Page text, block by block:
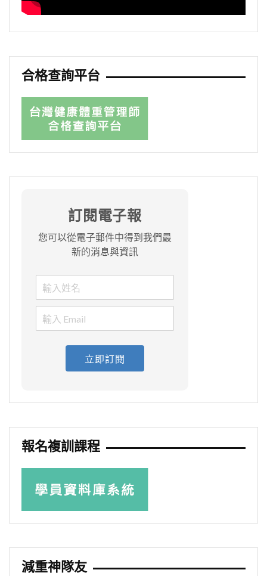
合格查詢平台
訂閱電子報
您可以從電子郵件中得到我們最
新的消息與資訊
立即訂閱
報名複訓課程
減重神隊友